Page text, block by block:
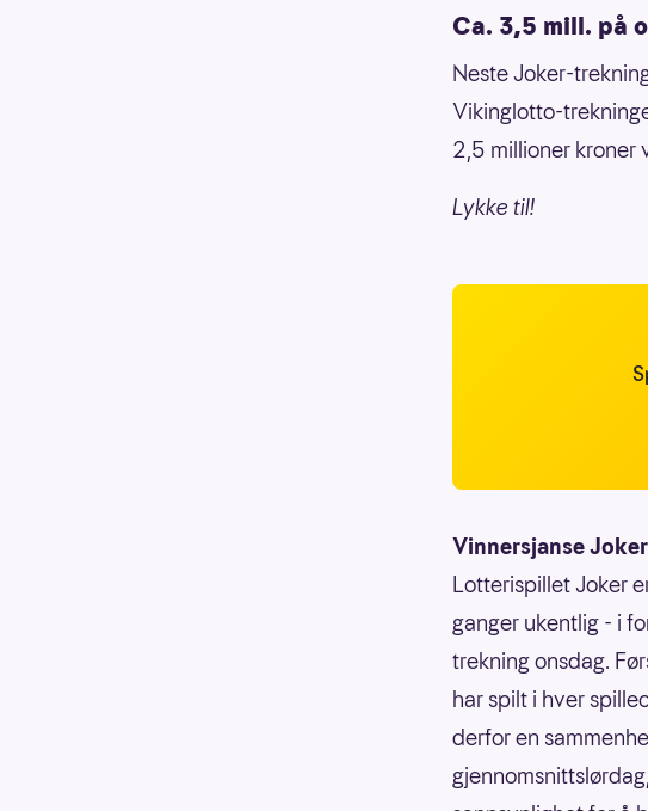
Ca. 3,5 mill. på
Neste Joker-
Vikinglotto-
2,5 millioner kroner
Lykke til!
Vinnersjanse Joker
Lotterispillet Joker
ganger ukentlig - i
trekning onsdag.
har spilt i hver
derfor en